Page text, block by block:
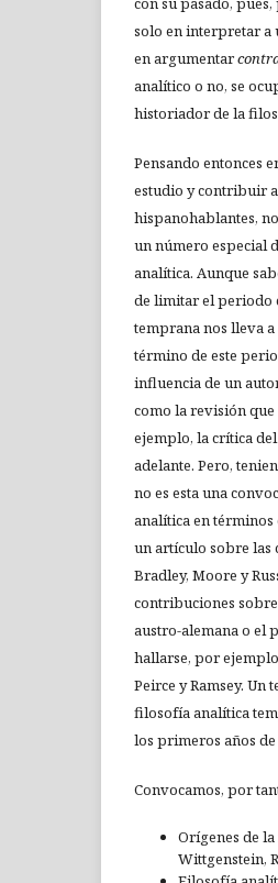
solo en interpretar a
en argumentar
analítico o no, se
historiador de la
Pensando entonces
estudio y contribuir
hispanohablantes,
un número especial
analítica. Aunque
de limitar el periodo
temprana nos lleva
término de este
influencia de un
como la revisión
ejemplo, la crítica
adelante. Pero,
no es esta una
analítica en
un artículo sobre las
Bradley, Moore y
contribuciones
austro-alemana o el
hallarse, por
Peirce y Ramsey.
filosofía analítica
los primeros años
Convocamos, por
Orígenes de
Wittgenstein,